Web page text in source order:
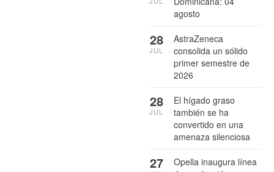
agosto
AstraZeneca
consolida un sólido
primer semestre de
2026
28
JUL
El hígado graso
también se ha
convertido en una
amenaza silenciosa
28
JUL
Opella inaugura línea
27